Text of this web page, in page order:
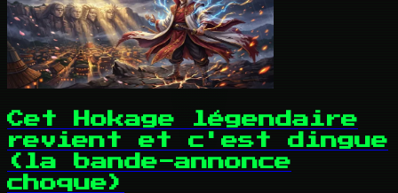
Cet Hokage légendaire
revient et c'est dingue
(la bande-annonce
choque)